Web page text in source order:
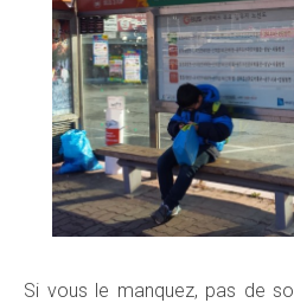
Si vous le manquez, pas de